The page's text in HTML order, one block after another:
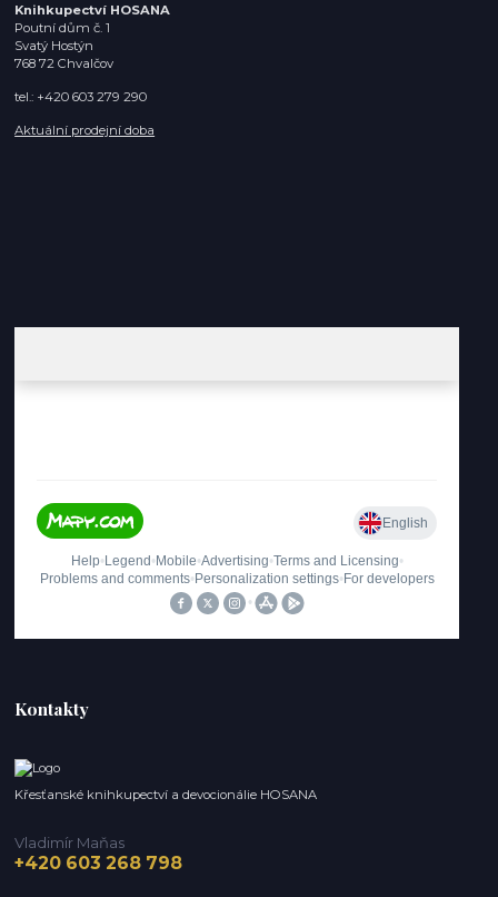
Knihkupectví HOSANA
Poutní dům č. 1
Svatý Hostýn
768 72 Chvalčov
tel.: +420 603 279 290
Aktuální prodejní doba
Kontakty
Křesťanské knihkupectví a devocionálie HOSANA
Vladimír Maňas
+420 603 268 798